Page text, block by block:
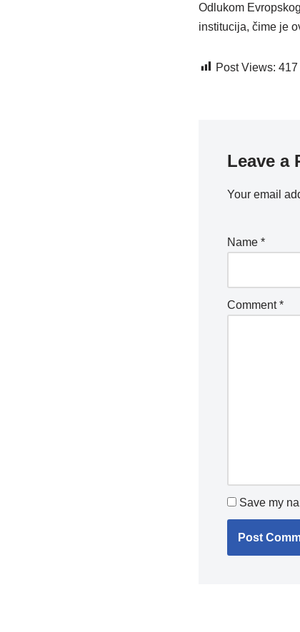
Odlukom
institucija, čime je
Post Views: 417
Leave a
Your email
Name *
Comment*
Save my